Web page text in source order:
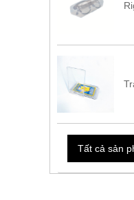
Tất cả sản